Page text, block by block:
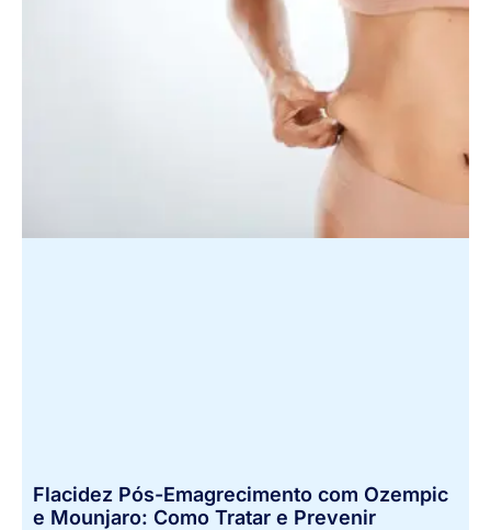
Flacidez Pós-Emagrecimento com Ozempic
e Mounjaro: Como Tratar e Prevenir